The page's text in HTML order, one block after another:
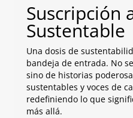
Suscripción
Sustentable
Una dosis de
bandeja de entrada. No
sino de historias
sustentables y voces de
redefiniendo lo que
más allá.